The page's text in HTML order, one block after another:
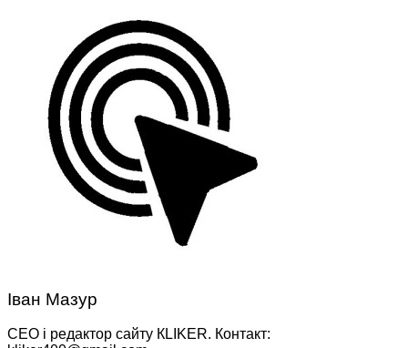
Іван Мазур
CEO і редактор сайту КLIKER. Контакт: